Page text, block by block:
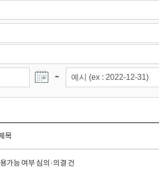
~
목
가능 여부 심의·의결 건